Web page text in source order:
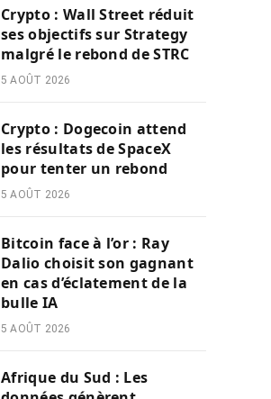
Crypto : Wall Street réduit
ses objectifs sur Strategy
malgré le rebond de STRC
5 AOÛT 2026
Crypto : Dogecoin attend
les résultats de SpaceX
pour tenter un rebond
5 AOÛT 2026
Bitcoin face à l’or : Ray
Dalio choisit son gagnant
en cas d’éclatement de la
bulle IA
5 AOÛT 2026
Afrique du Sud : Les